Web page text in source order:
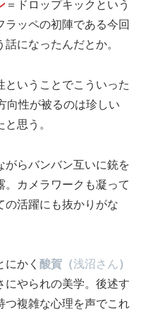
＝ドロップキックという
ッペの初陣である今回
になったんだとか。
ということでこういった
向性が被るのは珍しい
思う。
がらバンバン互いに銃を
。カメラワークも凝って
の活躍にも抜かりがな
かく 酸賀（浅沼さん）
にやられの美学。後述す
つ複雑な心理を声でこれ